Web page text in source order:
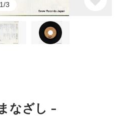
1/3
なざし -